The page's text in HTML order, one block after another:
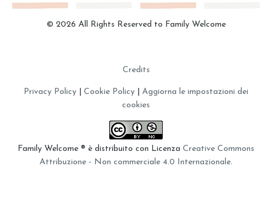
© 2026 All Rights Reserved to Family Welcome
Credits
Privacy Policy Cookie Policy
Aggiorna le impostazioni dei
cookies
Family Welcome ® è distribuito con Licenza Creative Commons
Attribuzione - Non commerciale 4.0 Internazionale.